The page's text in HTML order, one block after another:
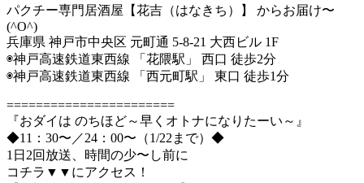
パクチー専門居酒屋【花吉（はなきち）】 からお届け〜
(^O^)
兵庫県 神戸市中央区 元町通 5-8-21 大西ビル 1F
◉神戸高速鉄道東西線 「花隈駅」 西口 徒歩2分
◉神戸高速鉄道東西線 「西元町駅」 東口 徒歩1分
=======================
『おダイは のちほど～早くオトナになりたーい～』
◆11：30〜／24：00〜（1/22まで）◆
1日2回放送、時間の少〜し前に
コチラ▼▼にアクセス！